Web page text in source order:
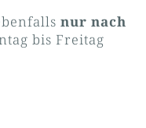
nur nach
bis Freitag